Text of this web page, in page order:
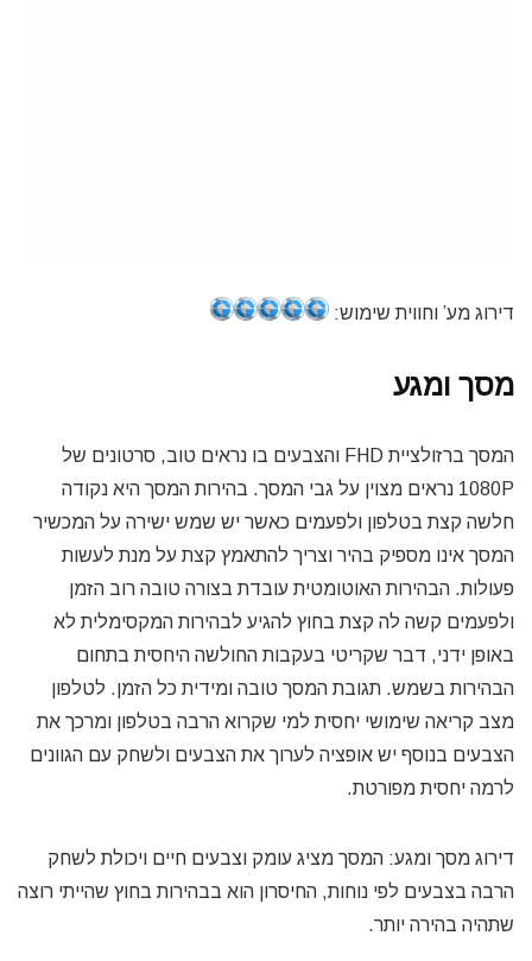
דירוג מע’ וחווית שימוש:
מסך ומגע
המסך ברזולציית FHD והצבעים בו נראים טוב, סרטונים של
1080P נראים מצוין על גבי המסך. בהירות המסך היא נקודה
חלשה קצת בטלפון ולפעמים כאשר יש שמש ישירה על המכשיר
המסך אינו מספיק בהיר וצריך להתאמץ קצת על מנת לעשות
פעולות. הבהירות האוטומטית עובדת בצורה טובה רוב הזמן
ולפעמים קשה לה קצת בחוץ להגיע לבהירות המקסימלית לא
באופן ידני, דבר שקריטי בעקבות החולשה היחסית בתחום
הבהירות בשמש. תגובת המסך טובה ומידית כל הזמן. לטלפון
מצב קריאה שימושי יחסית למי שקרוא הרבה בטלפון ומרכך את
הצבעים בנוסף יש אופציה לערוך את הצבעים ולשחק עם הגוונים
לרמה יחסית מפורטת.
דירוג מסך ומגע: המסך מציג עומק וצבעים חיים ויכולת לשחק
הרבה בצבעים לפי נוחות, החיסרון הוא בבהירות בחוץ שהייתי רוצה
שתהיה בהירה יותר.